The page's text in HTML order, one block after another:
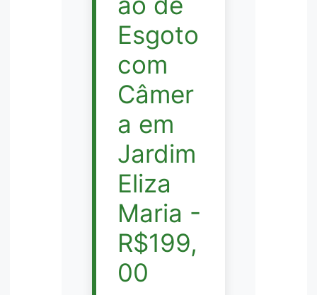
Esgoto
com
Câmer
a em
Jardim
Eliza
Maria -
R$199,
00